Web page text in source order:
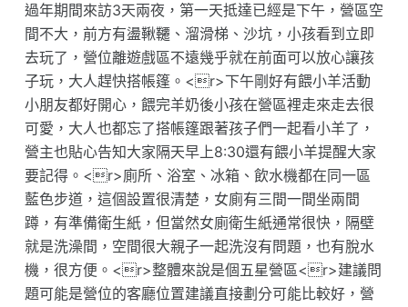
過年期間來訪3天兩夜，第一天抵達已經是下午，營區空
間不大，前方有盪鞦韆、溜滑梯、沙坑，小孩看到立即
去玩了，營位離遊戲區不遠幾乎就在前面可以放心讓孩
子玩，大人趕快搭帳篷。<r>下午剛好有餵小羊活動
小朋友都好開心，餵完羊奶後小孩在營區裡走來走去很
可愛，大人也都忘了搭帳篷跟著孩子們一起看小羊了，
營主也貼心告知大家隔天早上8:30還有餵小羊提醒大家
要記得。<r>廁所、浴室、冰箱、飲水機都在同一區
藍色步道，這個設置很清楚，女廁有三間一間坐兩間
蹲，有準備衛生紙，但當然女廁衛生紙通常很快，隔壁
就是洗澡間，空間很大親子一起洗沒有問題，也有脫水
機，很方便。<r>整體來說是個五星營區<r>建議問
題可能是營位的客廳位置建議直接劃分可能比較好，營